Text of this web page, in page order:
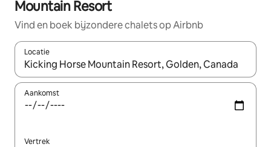
Mountain Resort
Vind en boek bijzondere chalets op Airbnb
Locatie
Wanneer er suggesties beschikbaar zijn, maak je een keuze
Aankomst
Vertrek